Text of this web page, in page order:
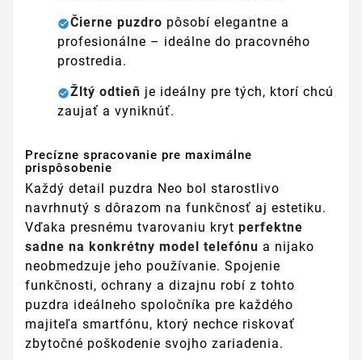
Čierne puzdro pôsobí elegantne a
profesionálne – ideálne do pracovného
prostredia.
Žltý odtieň je ideálny pre tých, ktorí chcú
zaujať a vyniknúť.
Precízne spracovanie pre maximálne
prispôsobenie
Každý detail puzdra Neo bol starostlivo
navrhnutý s dôrazom na funkčnosť aj estetiku.
Vďaka presnému tvarovaniu kryt perfektne
sadne na konkrétny model telefónu a nijako
neobmedzuje jeho používanie. Spojenie
funkčnosti, ochrany a dizajnu robí z tohto
puzdra ideálneho spoločníka pre každého
majiteľa smartfónu, ktorý nechce riskovať
zbytočné poškodenie svojho zariadenia.